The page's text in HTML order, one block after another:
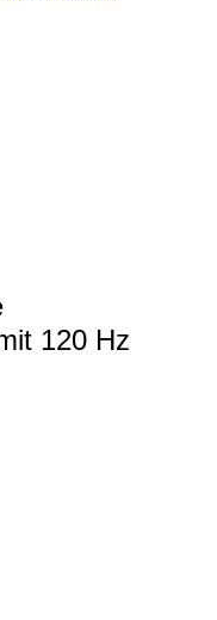
120 Hz